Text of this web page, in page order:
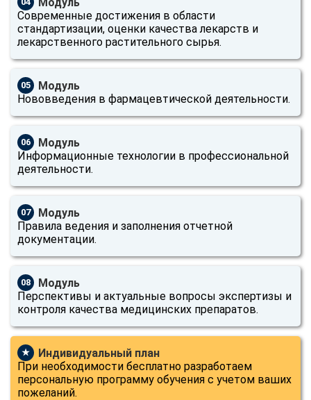
Современные достижения в области
стандартизации, оценки качества лекарств и
лекарственного растительного сырья.
05
Модуль
Нововведения в фармацевтической деятельности.
06
Модуль
Информационные технологии в профессиональной
деятельности.
07
Модуль
Правила ведения и заполнения отчетной
документации.
08
Модуль
Перспективы и актуальные вопросы экспертизы и
контроля качества медицинских препаратов.
★
Индивидуальный план
При необходимости бесплатно разработаем
персональную программу обучения с учетом ваших
пожеланий.